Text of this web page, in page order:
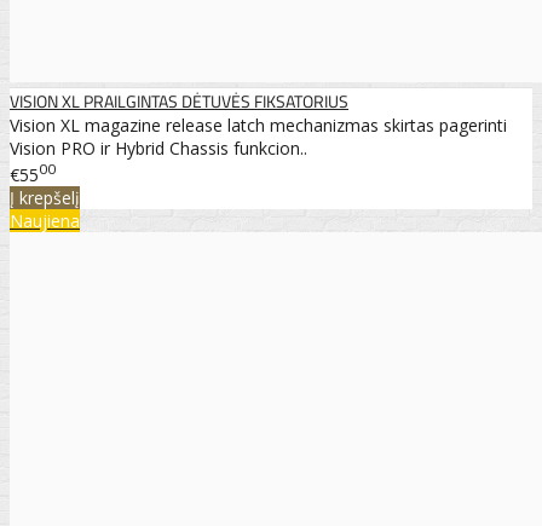
VISION XL PRAILGINTAS DĖTUVĖS FIKSATORIUS
Vision XL magazine release latch mechanizmas skirtas pagerinti
Vision PRO ir Hybrid Chassis funkcion..
€5500
Į krepšelį
Naujiena